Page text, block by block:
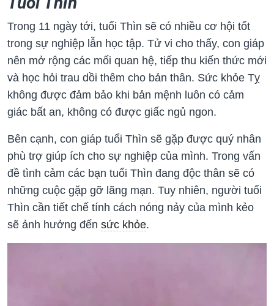
Trong 11 ngày tới, tuổi Thìn sẽ có nhiều cơ hội tốt
trong sự nghiệp lẫn học tập. Tử vi cho thấy, con giáp
nên mở rộng các mối quan hệ, tiếp thu kiến thức mới
và học hỏi trau dồi thêm cho bản thân. Sức khỏe Tỵ
không được đảm bảo khi bản mệnh luôn có cảm
giác bất an, không có được giấc ngủ ngon.
Bên cạnh, con giáp tuổi Thìn sẽ gặp được quý nhân
phù trợ giúp ích cho sự nghiệp của mình. Trong vấn
đề tình cảm các bạn tuổi Thìn đang độc thân sẽ có
những cuộc gặp gỡ lãng mạn. Tuy nhiên, người tuổi
Thìn cần tiết chế tính cách nóng nảy của mình kẻo
sẽ ảnh hưởng đến sức khỏe.